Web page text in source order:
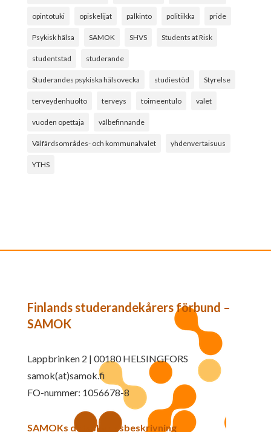
opintotuki opiskelijat palkinto politiikka pride
Psykisk hälsa SAMOK SHVS Students at Risk
studentstad studerande
Studerandes psykiska hälsovecka studiestöd Styrelse
terveydenhuolto terveys toimeentulo valet
vuoden opettaja välbefinnande
Välfärdsområdes- och kommunalvalet yhdenvertaisuus
YTHS
Finlands studerandekårers förbund –
SAMOK
Lappbrinken 2 | 00180 HELSINGFORS
samok(at)samok.fi
FO-nummer: 1056678-8
SAMOKs dataskyddsbeskrivning